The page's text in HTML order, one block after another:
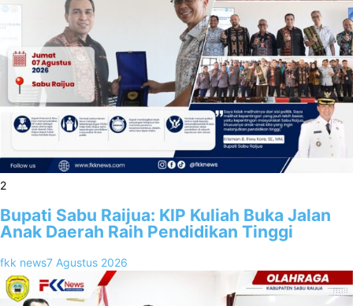
2
Bupati Sabu Raijua: KIP Kuliah Buka Jalan
Anak Daerah Raih Pendidikan Tinggi
fkk news7 Agustus 2026